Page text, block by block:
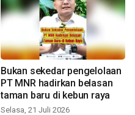
Bukan sekedar pengelolaan
PT MNR hadirkan belasan
taman baru di kebun raya
Selasa, 21 Juli 2026